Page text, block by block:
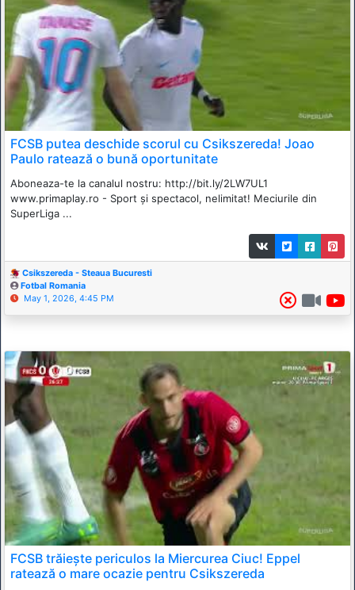
FCSB putea deschide scorul cu Csikszereda! Joao
Paulo ratează o bună oportunitate
Aboneaza-te la canalul nostru: http://bit.ly/2LW7UL1
www.primaplay.ro - Sport și spectacol, nelimitat! Meciurile din
SuperLiga ...
Csikszereda - Steaua Bucuresti
Fotbal Romania
May 1, 2026, 4:45 PM
FCSB trăiește periculos la Miercurea Ciuc! Eppel
ratează o mare ocazie pentru Csikszereda